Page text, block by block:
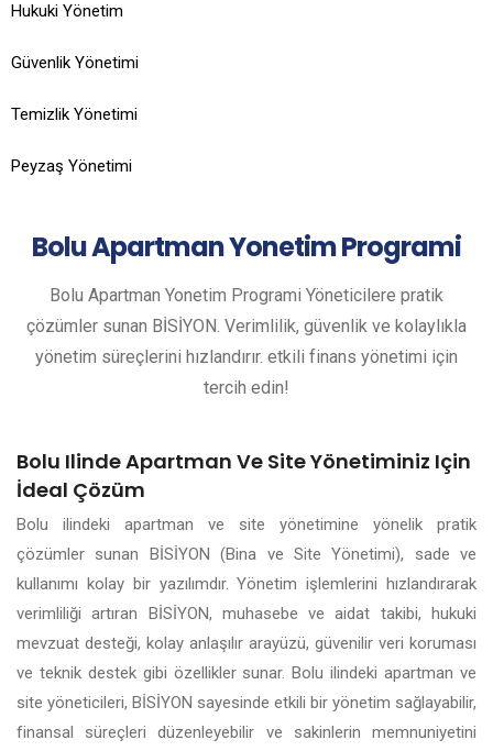
Hukuki Yönetim
Güvenlik Yönetimi
Temizlik Yönetimi
Peyzaş Yönetimi
BoluApartman Yonetim Programi
Bolu Apartman Yonetim Programi Yöneticilere pratik
çözümler sunan BİSİYON. Verimlilik, güvenlik ve kolaylıkla
yönetim süreçlerini hızlandırır. etkili finans yönetimi için
tercih edin!
Bolu Ilinde Apartman Ve Site Yönetiminiz Için
İdeal Çözüm
Bolu ilindeki apartman ve site yönetimine yönelik pratik
çözümler sunan BİSİYON (Bina ve Site Yönetimi), sade ve
kullanımı kolay bir yazılımdır. Yönetim işlemlerini hızlandırarak
verimliliği artıran BİSİYON, muhasebe ve aidat takibi, hukuki
mevzuat desteği, kolay anlaşılır arayüzü, güvenilir veri koruması
ve teknik destek gibi özellikler sunar. Bolu ilindeki apartman ve
site yöneticileri, BİSİYON sayesinde etkili bir yönetim sağlayabilir,
finansal süreçleri düzenleyebilir ve sakinlerin memnuniyetini